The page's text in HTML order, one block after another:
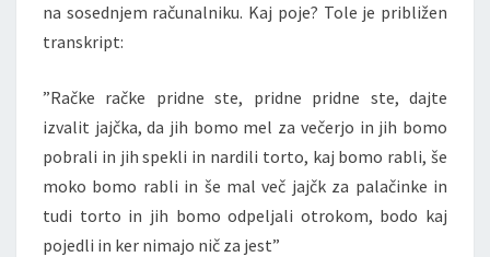
na sosednjem računalniku. Kaj poje? Tole je približen
transkript:
”Račke račke pridne ste, pridne pridne ste, dajte
izvalit jajčka, da jih bomo mel za večerjo in jih bomo
pobrali in jih spekli in nardili torto, kaj bomo rabli, še
moko bomo rabli in še mal več jajčk za palačinke in
tudi torto in jih bomo odpeljali otrokom, bodo kaj
pojedli in ker nimajo nič za jest”